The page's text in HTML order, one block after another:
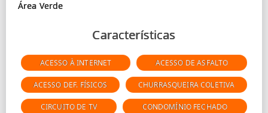
Características
ACESSO À INTERNET ACESSO DE ASFALTO
ACESSO DEF. FÍSICOS CHURRASQUEIRA COLETIVA
CIRCUITO DE TV CONDOMÍNIO FECHADO